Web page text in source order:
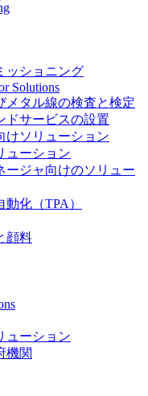
ッショニング
Solutions
メタル線の検査と検定
ドサービスの設置
けソリューション
ューション
ージャ向けのソリュー
化（TPA）
顔料
ューション
機関